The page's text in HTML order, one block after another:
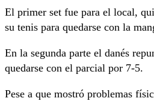
El primer set fue para el local,
su tenis para quedarse con la
En la segunda parte el danés
quedarse con el parcial por 7-5.
Pese a que mostró problemas